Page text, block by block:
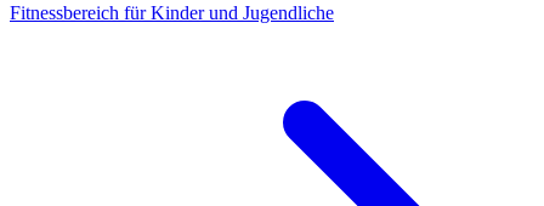
Fitnessbereich für Kinder und Jugendliche